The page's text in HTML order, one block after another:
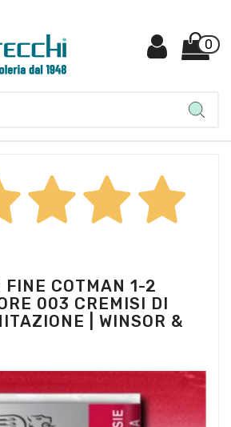
0
FINE COTMAN 1-2
003 CREMISI DI
| WINSOR &